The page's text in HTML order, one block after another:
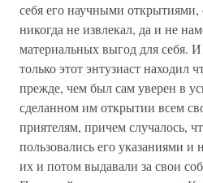
себя его научными открытиями,
никогда не извлекал, да и не
материальных выгод для себя.
только этот энтузиаст находил
прежде, чем был сам уверен в
сделанном им открытии всем
приятелям, причем случалось,
пользовались его указаниями и
их и потом выдавали за свои